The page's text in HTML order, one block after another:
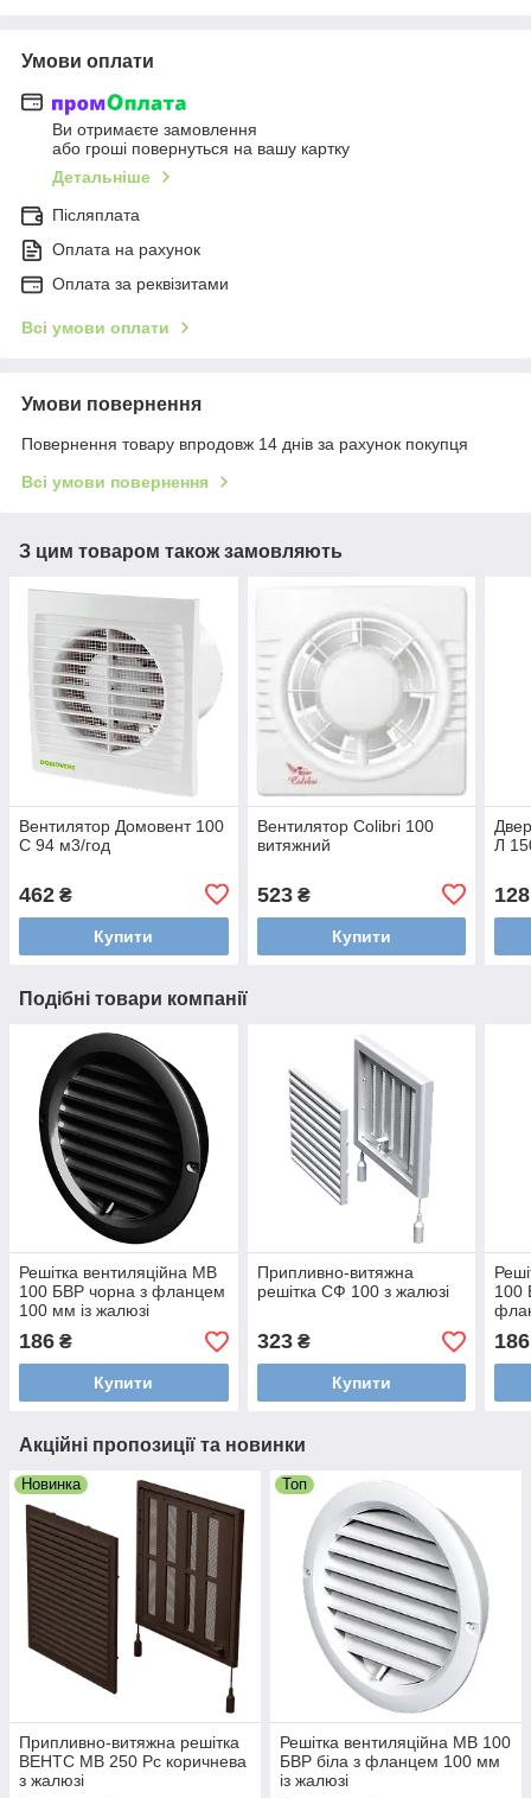
Умови оплати
Ви отримаєте замовлення
або гроші повернуться на вашу картку
Детальніше
Післяплата
Оплата на рахунок
Оплата за реквізитами
Всі умови оплати
Умови повернення
Повернення товару впродовж 14 днів за рахунок покупця
Всі умови повернення
З цим товаром також замовляють
Вентилятор Домовент 100
С 94 м3/год
462 ₴
Купити
Вентилятор Colibri 100
витяжний
523₴
Купити
Л
128
Подібні товари компанії
Решітка вентиляційна МВ
100 БВР чорна з фланцем
100 мм із жалюзі
186 ₴
Купити
Припливно-витяжна
решітка СФ 100 з жалюзі
323₴
Купити
100
186
Акційні пропозиції та новинки
Новинка
Припливно-витяжна решітка
ВЕНТС МВ 250 Рс коричнева
з жалюзі
Топ
Решітка вентиляційна МВ 100
БВР біла з фланцем 100 мм
із жалюзі